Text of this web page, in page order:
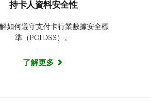
持卡人資料安全性
如何遵守支付卡行業數據安全標
準（PCI DSS）。
了解更多